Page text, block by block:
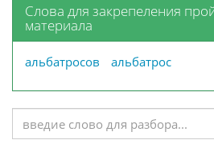
Слова для закрепеления
материала
альбатросов альбатрос